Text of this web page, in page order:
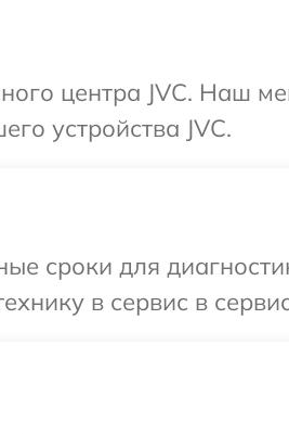
центра JVC. Наш
устройства JVC.
сроки для
в сервис в